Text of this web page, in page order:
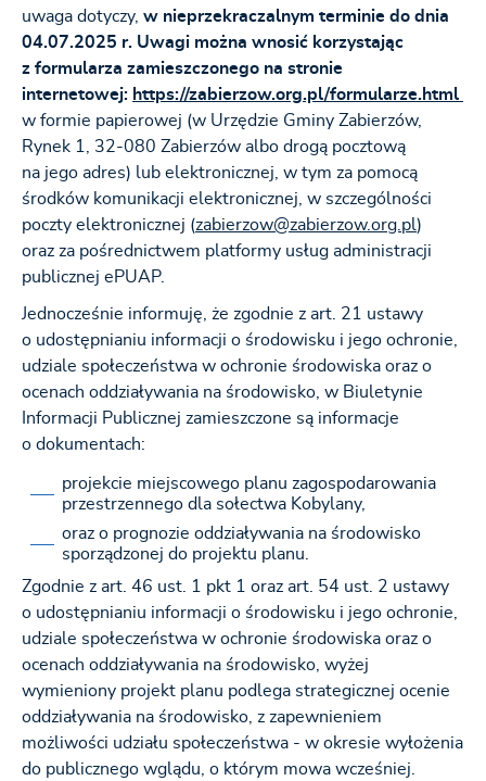
uwaga dotyczy, w nieprzekraczalnym terminie do dnia
04.07.2025 r. Uwagi można wnosić korzystając
z formularza zamieszczonego na stronie
internetowej: https://zabierzow.org.pl/formularze.html
w formie papierowej (w Urzędzie Gminy Zabierzów,
Rynek 1, 32-080 Zabierzów albo drogą pocztową
na jego adres) lub elektronicznej, w tym za pomocą
środków komunikacji elektronicznej, w szczególności
poczty elektronicznej (zabierzow@zabierzow.org.pl)
oraz za pośrednictwem platformy usług administracji
publicznej ePUAP.
Jednocześnie informuję, że zgodnie z art. 21 ustawy
o udostępnianiu informacji o środowisku i jego ochronie,
udziale społeczeństwa w ochronie środowiska oraz o
ocenach oddziaływania na środowisko, w Biuletynie
Informacji Publicznej zamieszczone są informacje
o dokumentach:
projekcie miejscowego planu zagospodarowania
przestrzennego dla sołectwa Kobylany,
oraz o prognozie oddziaływania na środowisko
sporządzonej do projektu planu.
Zgodnie z art. 46 ust. 1 pkt 1 oraz art. 54 ust. 2 ustawy
o udostępnianiu informacji o środowisku i jego ochronie,
udziale społeczeństwa w ochronie środowiska oraz o
ocenach oddziaływania na środowisko, wyżej
wymieniony projekt planu podlega strategicznej ocenie
oddziaływania na środowisko, z zapewnieniem
możliwości udziału społeczeństwa - w okresie wyłożenia
do publicznego wglądu, o którym mowa wcześniej.